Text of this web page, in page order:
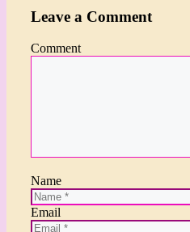
Leave a Comment
Comment
Name
Email